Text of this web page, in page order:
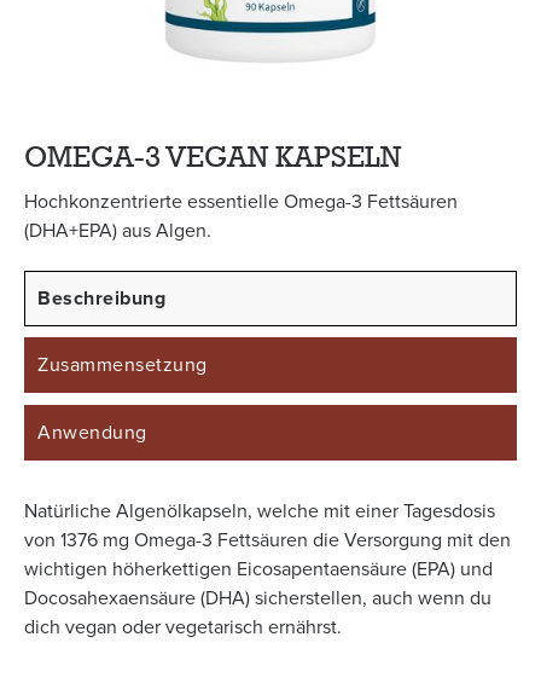
OMEGA-3 VEGAN KAPSELN
Hochkonzentrierte essentielle Omega-3 Fettsäuren
(DHA+EPA) aus Algen.
Beschreibung
Zusammensetzung
Anwendung
Natürliche Algenölkapseln, welche mit einer Tagesdosis
von 1376 mg Omega-3 Fettsäuren die Versorgung mit den
wichtigen höherkettigen Eicosapentaensäure (EPA) und
Docosahexaensäure (DHA) sicherstellen, auch wenn du
dich vegan oder vegetarisch ernährst.